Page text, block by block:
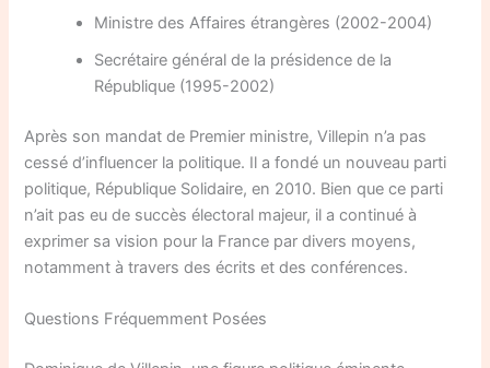
Ministre des Affaires étrangères (2002-2004)
Secrétaire général de la présidence de la
République (1995-2002)
Après son mandat de Premier ministre, Villepin n’a pas
cessé d’influencer la politique. Il a fondé un nouveau parti
politique, République Solidaire, en 2010. Bien que ce parti
n’ait pas eu de succès électoral majeur, il a continué à
exprimer sa vision pour la France par divers moyens,
notamment à travers des écrits et des conférences.
Questions Fréquemment Posées